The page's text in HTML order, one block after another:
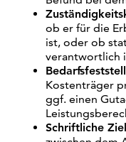
ob er für die
ist, oder ob
verantwortlich
Kostenträger
ggf. einen
Schriftliche